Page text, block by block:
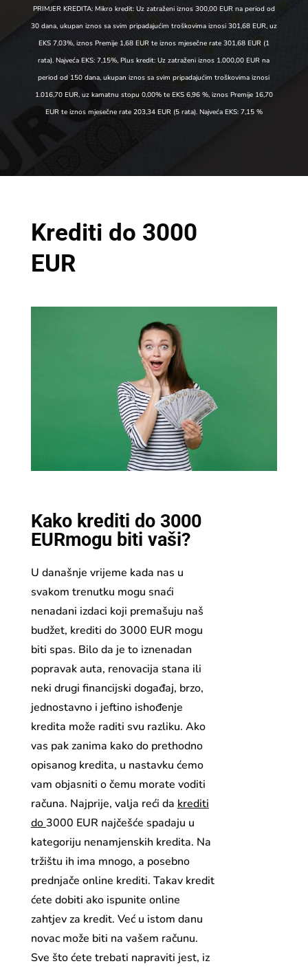
PRIMJER KREDITA: Mikro kredit: Uz zatraženi iznos 300,00 EUR na period od
30 dana, ukupan iznos sa svim pripadajućim troškovima iznosi 301,68 EUR, uz
EKS 7,03%, iznos Premije 1,68 EUR te iznos mjesečne rate 301,68 EUR (1
rata). Najveća EKS: 7,15%, Plus kredit: Uz zatraženi iznos 1.000,00 EUR na
period od 150 dana, ukupan iznos sa svim pripadajućim troškovima iznosi
1.016,70 EUR, uz kamatnu stopu 0,00% te EKS 6,96 %, iznos Premije 16,70
EUR te iznos mjesečne rate 203,34 EUR (5 rata). Najveća EKS: 7,15 %
Krediti do 3000
EUR
Kako krediti do 3000
EURmogu biti vaši?
U današnje vrijeme kada nas u
svakom trenutku mogu snaći
nenadani izdaci koji premašuju naš
budžet, krediti do 3000 EUR mogu
biti spas. Bilo da je to iznenadan
popravak auta, renovacija stana ili
neki drugi financijski događaj, brzo,
jednostavno i jeftino ishođenje
kredita može raditi svu razliku. Ako
vas pak zanima kako do prethodno
opisanog kredita, u nastavku ćemo
vam objasniti o čemu morate voditi
računa. Najprije, valja reći da krediti
do 3000 EUR najčešće spadaju u
kategoriju nenamjenskih kredita. Na
tržištu ih ima mnogo, a posebno
prednjače online krediti. Takav kredit
ćete dobiti ako ispunite online
zahtjev za kredit. Već u istom danu
novac može biti na vašem računu.
Sve što ćete trebati napraviti jest, iz